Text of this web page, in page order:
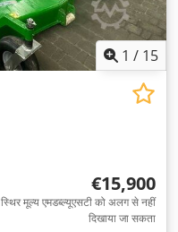
1 / 15
€15,900
स्थिर मूल्य एमडब्ल्यूएसटी को अलग से नहीं
दिखाया जा सकता